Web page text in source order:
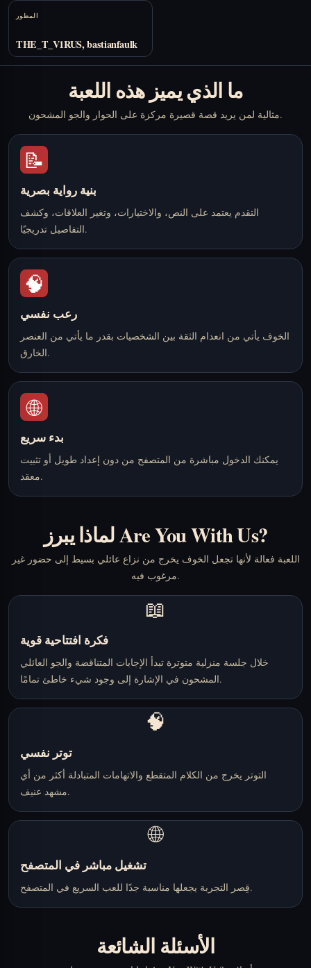
المطور
THE_T_V1RUS, bastianfaulk
ما الذي يميز هذه اللعبة
مثالية لمن يريد قصة قصيرة مركزة على الحوار والجو المشحون.
📝
بنية رواية بصرية
التقدم يعتمد على النص، والاختيارات، وتغير العلاقات، وكشف
التفاصيل تدريجيًا.
🧠
رعب نفسي
الخوف يأتي من انعدام الثقة بين الشخصيات بقدر ما يأتي من العنصر
الخارق.
🌐
بدء سريع
يمكنك الدخول مباشرة من المتصفح من دون إعداد طويل أو تثبيت
معقد.
لماذا يبرز Are You With Us?
اللعبة فعالة لأنها تجعل الخوف يخرج من نزاع عائلي بسيط إلى حضور غير
مرغوب فيه.
📖
فكرة افتتاحية قوية
خلال جلسة منزلية متوترة تبدأ الإجابات المتناقضة والجو العائلي
المشحون في الإشارة إلى وجود شيء خاطئ تمامًا.
🧠
توتر نفسي
التوتر يخرج من الكلام المتقطع والاتهامات المتبادلة أكثر من أي
مشهد عنيف.
🌐
تشغيل مباشر في المتصفح
قِصر التجربة يجعلها مناسبة جدًا للعب السريع في المتصفح.
الأسئلة الشائعة